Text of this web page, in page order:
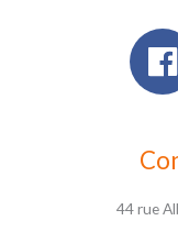
44 rue